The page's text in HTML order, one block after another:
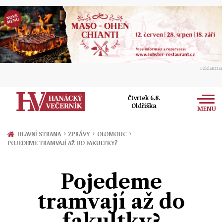
reklama
Čtvrtek 6.8.
Oldřiška
MENU
Zprávy
Ekonomika
Hudba
Společnost
HLAVNÍ STRANA › ZPRÁVY › OLOMOUC ›
POJEDEME TRAMVAJÍ AŽ DO FAKULTKY?
Pojedeme
tramvají až do